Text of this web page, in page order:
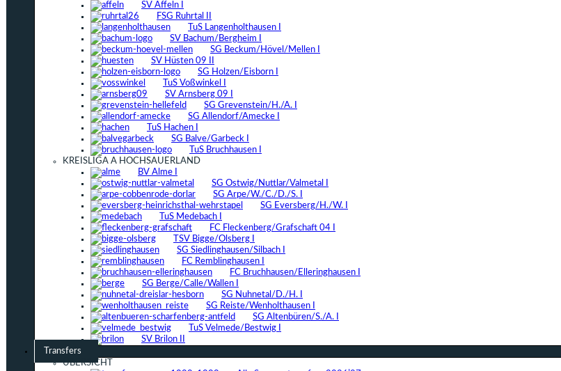
SV Affeln I
FSG Ruhrtal II
TuS Langenholthausen I
SV Bachum/Bergheim I
SG Beckum/Hövel/Mellen I
SV Hüsten 09 II
SG Holzen/Eisborn I
TuS Voßwinkel I
SV Arnsberg 09 I
SG Grevenstein/H./A. I
SG Allendorf/Amecke I
TuS Hachen I
SG Balve/Garbeck I
TuS Bruchhausen I
KREISLIGA A HOCHSAUERLAND
BV Alme I
SG Ostwig/Nuttlar/Valmetal I
SG Arpe/W./C./D./S. I
SG Eversberg/H./W. I
TuS Medebach I
FC Fleckenberg/Grafschaft 04 I
TSV Bigge/Olsberg I
SG Siedlinghausen/Silbach I
FC Remblinghausen I
FC Bruchhausen/Elleringhausen I
SG Berge/Calle/Wallen I
SG Nuhnetal/D./H. I
SG Reiste/Wenholthausen I
SG Altenbüren/S./A. I
TuS Velmede/Bestwig I
SV Brilon II
Transfers
ÜBERSICHT